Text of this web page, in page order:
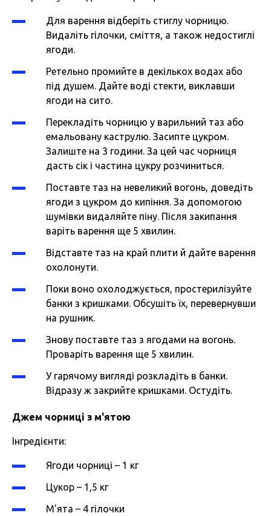
Для варення відберіть стиглу чорницю.
Видаліть гілочки, сміття, а також недостиглі
ягоди.
Ретельно промийте в декількох водах або
під душем. Дайте воді стекти, виклавши
ягоди на сито.
Перекладіть чорницю у варильний таз або
емальовану каструлю. Засипте цукром.
Залиште на 3 години. За цей час чорниця
дасть сік і частина цукру розчиниться.
Поставте таз на невеликий вогонь, доведіть
ягоди з цукром до кипіння. За допомогою
шумівки видаляйте піну. Після закипання
варіть варення ще 5 хвилин.
Відставте таз на край плити й дайте варення
охолонути.
Поки воно охолоджується, простерилізуйте
банки з кришками. Обсушіть їх, перевернувши
на рушник.
Знову поставте таз з ягодами на вогонь.
Проваріть варення ще 5 хвилин.
У гарячому вигляді розкладіть в банки.
Відразу ж закрийте кришками. Остудіть.
Джем чорниці з м'ятою
Інгредієнти:
Ягоди чорниці – 1 кг
Цукор – 1,5 кг
М'ята – 4 гілочки